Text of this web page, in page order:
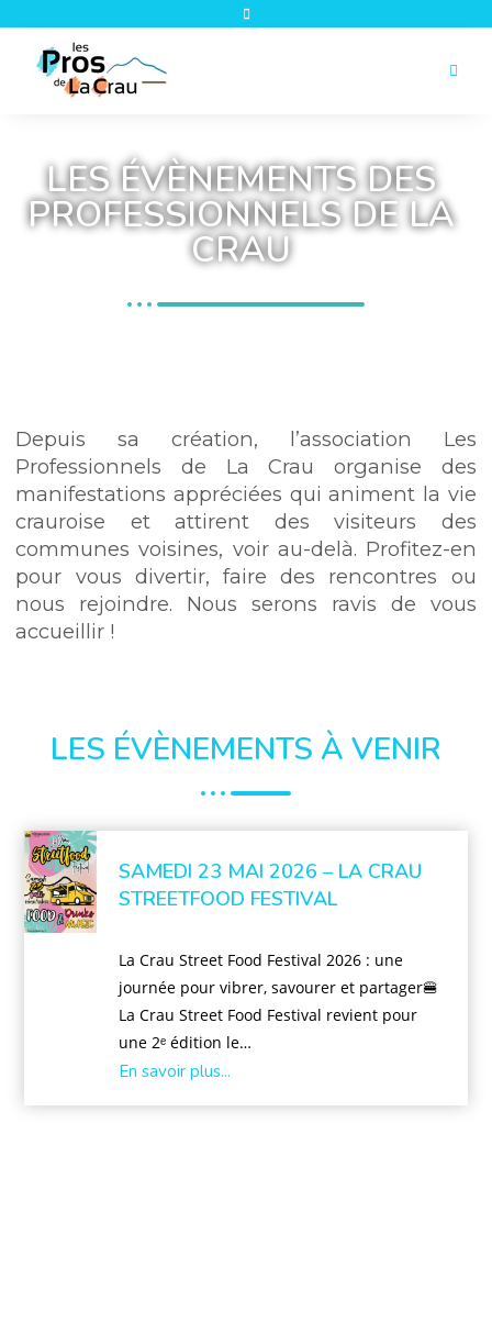
LES ÉVÈNEMENTS DES
PROFESSIONNELS DE LA
CRAU
Depuis sa création, l’association Les
Professionnels de La Crau organise des
manifestations appréciées qui animent la vie
crauroise et attirent des visiteurs des
communes voisines, voir au-delà. Profitez-en
pour vous divertir, faire des rencontres ou
nous rejoindre. Nous serons ravis de vous
accueillir !
LES ÉVÈNEMENTS À VENIR
SAMEDI 23 MAI 2026 – LA CRAU
STREETFOOD FESTIVAL
La Crau Street Food Festival 2026 : une
journée pour vibrer, savourer et partager🍔
La Crau Street Food Festival revient pour
une 2ᵉ édition le…
En savoir plus...